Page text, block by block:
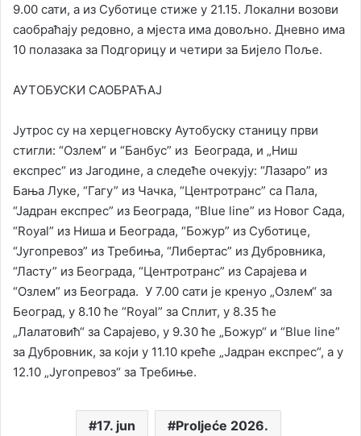
9.00 сати, а из Суботице стиже у 21.15. Локални возови
саобраћају редовно, а мјеста има довољно. Дневно има
10 полазака за Подгорицу и четири за Бијело Поље.
АУТОБУСКИ САОБРАЋАЈ
Јутрос су на херцегновску Аутобуску станицу први
стигли: “Озлем” и “Банбус” из Београда, и „Ниш
експрес“ из Јагодине, а следеће очекују: “Лазаро” из
Бања Луке, “Гагу” из Чачка, “Центротранс” са Пала,
“Јадран експрес” из Београда, “Blue line” из Новог Сада,
“Royal” из Ниша и Београда, “Божур” из Суботице,
“Југопревоз” из Требиња, “Либертас” из Дубровника,
“Ласту” из Београда, “Центротранс” из Сарајева и
“Озлем” из Београда. У 7.00 сати је кренуо „Озлем“ за
Београд, у 8.10 ће “Royal” за Сплит, у 8.35 ће
„Лалатовић“ за Сарајево, у 9.30 ће „Божур“ и “Blue line”
за Дубровник, за који у 11.10 креће „Јадран експрес“, а у
12.10 „Југопревоз“ за Требиње.
17. jun Proljeće 2026.